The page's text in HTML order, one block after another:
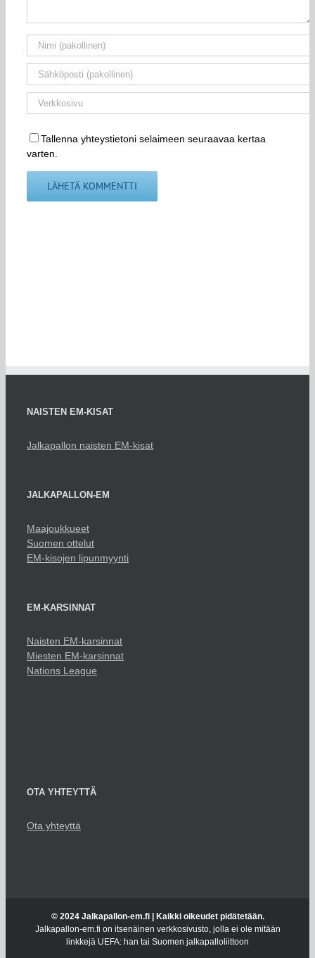
Tallenna yhteystietoni selaimeen seuraavaa kertaa
varten.
NAISTEN EM-KISAT
Jalkapallon naisten EM-kisat
JALKAPALLON-EM
Maajoukkueet
Suomen ottelut
EM-kisojen lipunmyynti
EM-KARSINNAT
Naisten EM-karsinnat
Miesten EM-karsinnat
Nations League
OTA YHTEYTTÄ
Ota yhteyttä
© 2024 Jalkapallon-em.fi | Kaikki oikeudet pidätetään.
Jalkapallon-em.fi on itsenäinen verkkosivusto, jolla ei ole mitään
linkkejä UEFA: han tai Suomen jalkapalloliittoon